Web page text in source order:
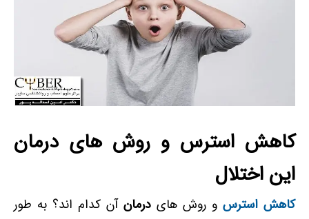
کاهش استرس و روش های درمان
این اختلال
کاهش استرس و روش های درمان آن کدام اند؟ به طور